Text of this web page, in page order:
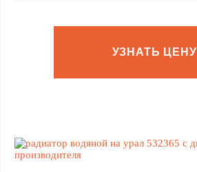
УЗНАТЬ ЦЕНУ